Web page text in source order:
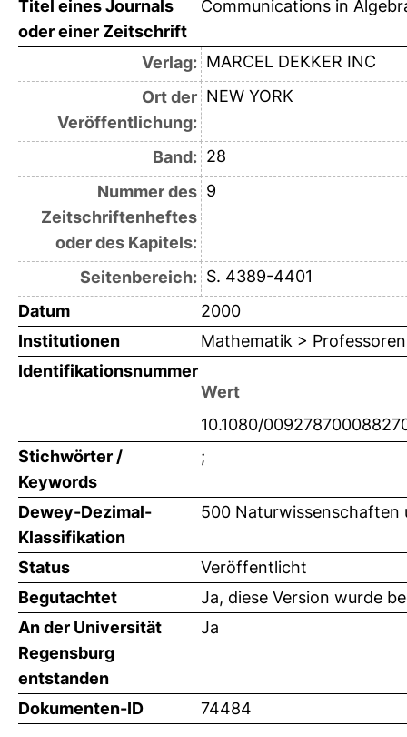
Titel eines Journals
oder einer Zeitschrift
Communications in
Verlag: MARCEL DEKKER INC
Ort der
Veröffentlichung:
NEW YORK
Band: 28
Nummer des
Zeitschriftenheftes
oder des Kapitels:
9
Seitenbereich: S. 4389-4401
Datum
2000
Institutionen
Mathematik >
Identifikationsnummer
Wert
10.1080/
Stichwörter /
Keywords
;
Dewey-Dezimal-
Klassifikation
500 Naturwissenschaften
Status
Veröffentlicht
Begutachtet
Ja, diese Version wurde
An der Universität
Regensburg
entstanden
Ja
Dokumenten-ID 74484